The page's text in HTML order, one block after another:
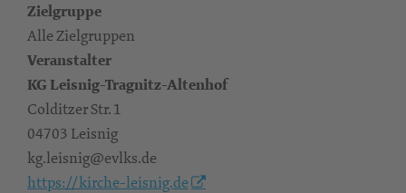
Zielgruppe
Alle Zielgruppen
Veranstalter
KG Leisnig-Tragnitz-Altenhof
Colditzer Str. 1
04703 Leisnig
kg.leisnig@evlks.de
https://kirche-leisnig.de